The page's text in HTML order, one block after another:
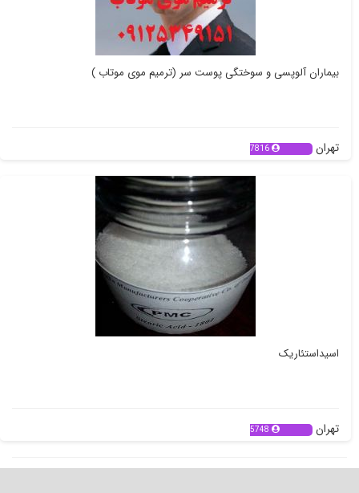
بیماران آلوپسی و سوختگی پوست سر (ترمیم موی موتاب )
تهران 7816
اسیداستئاریک
تهران 5748